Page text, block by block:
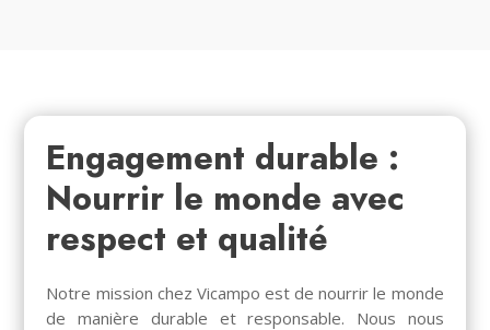
Engagement durable :
Nourrir le monde avec
respect et qualité
Notre mission chez Vicampo est de nourrir le monde
de manière durable et responsable. Nous nous